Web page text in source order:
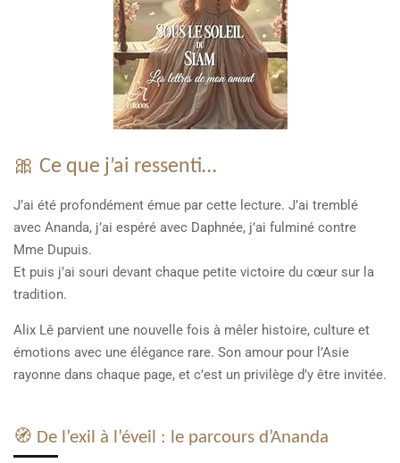
🎀 Ce que j’ai ressenti…
J’ai été profondément émue par cette lecture. J’ai tremblé
avec Ananda, j’ai espéré avec Daphnée, j’ai fulminé contre
Mme Dupuis.
Et puis j’ai souri devant chaque petite victoire du cœur sur la
tradition.
Alix Lê parvient une nouvelle fois à mêler histoire, culture et
émotions avec une élégance rare. Son amour pour l’Asie
rayonne dans chaque page, et c’est un privilège d’y être invitée.
🧭 De l’exil à l’éveil : le parcours d’Ananda